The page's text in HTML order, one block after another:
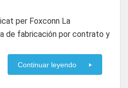
per Foxconn La
de fabricación por contrato y
Continuar leyendo